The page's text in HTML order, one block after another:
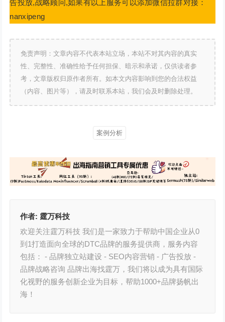
告投放,战略顾问,如果有以上服务可以添加微信拉群对接：
nanxipeng
免责声明：文章内容不代表本站立场，本站不对其内容的真实
性、完整性、准确性给予任何担保、暗示和承诺，仅供读者参
考，文章版权归原作者所有。如本文内容影响到您的合法权益
（内容、图片等），请及时联系本站，我们会及时删除处理。
案例分析
作者: 霆万科技
欢迎关注霆万科技 我们是一家致力于帮助中国企业从0
到1打造面向全球的DTC品牌的服务提供商，服务内容
包括： - 品牌独立站建设 - SEO内容营销 - 广告投放 -
品牌战略咨询 品牌出海找霆万，我们将以成为具有国际
化视野的服务创新企业为目标，帮助1000+品牌扬帆出
海！